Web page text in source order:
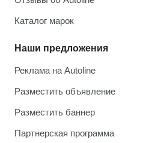
Каталог марок
Наши предложения
Реклама на Autoline
Разместить объявление
Разместить баннер
Партнерская программа